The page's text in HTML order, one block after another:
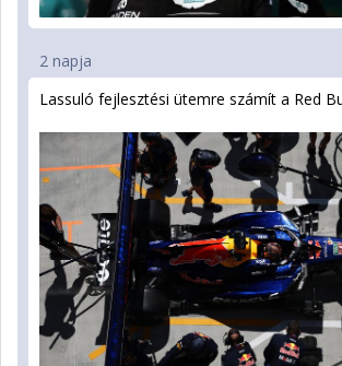
2 napja
Lassuló fejlesztési ütemre számít a Red